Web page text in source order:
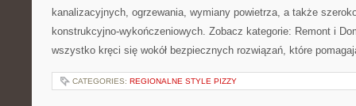
kanalizacyjnych, ogrzewania, wymiany powietrza, a także
konstrukcyjno-wykończeniowych. Zobacz kategorie: Remont i
wszystko kręci się wokół bezpiecznych rozwiązań, które
CATEGORIES: REGIONALNE STYLE PIZZY